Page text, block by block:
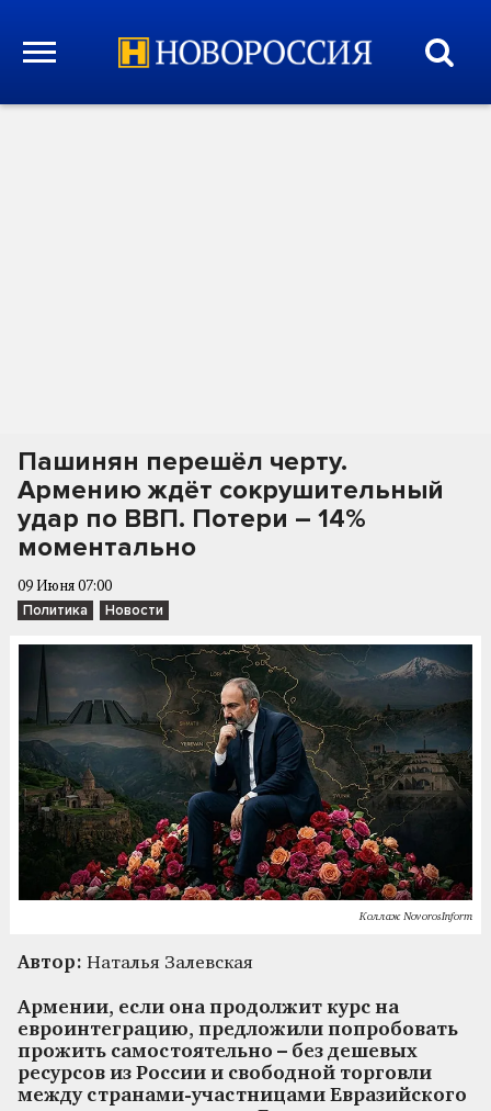
Пашинян перешёл черту.
Армению ждёт сокрушительный
удар по ВВП. Потери – 14%
моментально
09 Июня 07:00
Политика Новости
Коллаж NovorosInform
Автор: Наталья Залевская
Армении, если она продолжит курс на
евроинтеграцию, предложили попробовать
прожить самостоятельно – без дешевых
ресурсов из России и свободной торговли
между странами-участницами Евразийского